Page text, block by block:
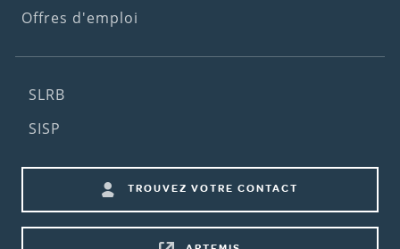
Offres d'emploi
Footer
(2nd
SLRB
SISP
Footer
shortcuts
TROUVEZ VOTRE CONTACT